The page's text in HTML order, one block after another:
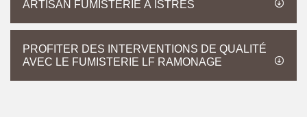
ARTISAN FUMISTERIE À ISTRES
PROFITER DES INTERVENTIONS DE QUALITÉ
AVEC LE FUMISTERIE LF RAMONAGE